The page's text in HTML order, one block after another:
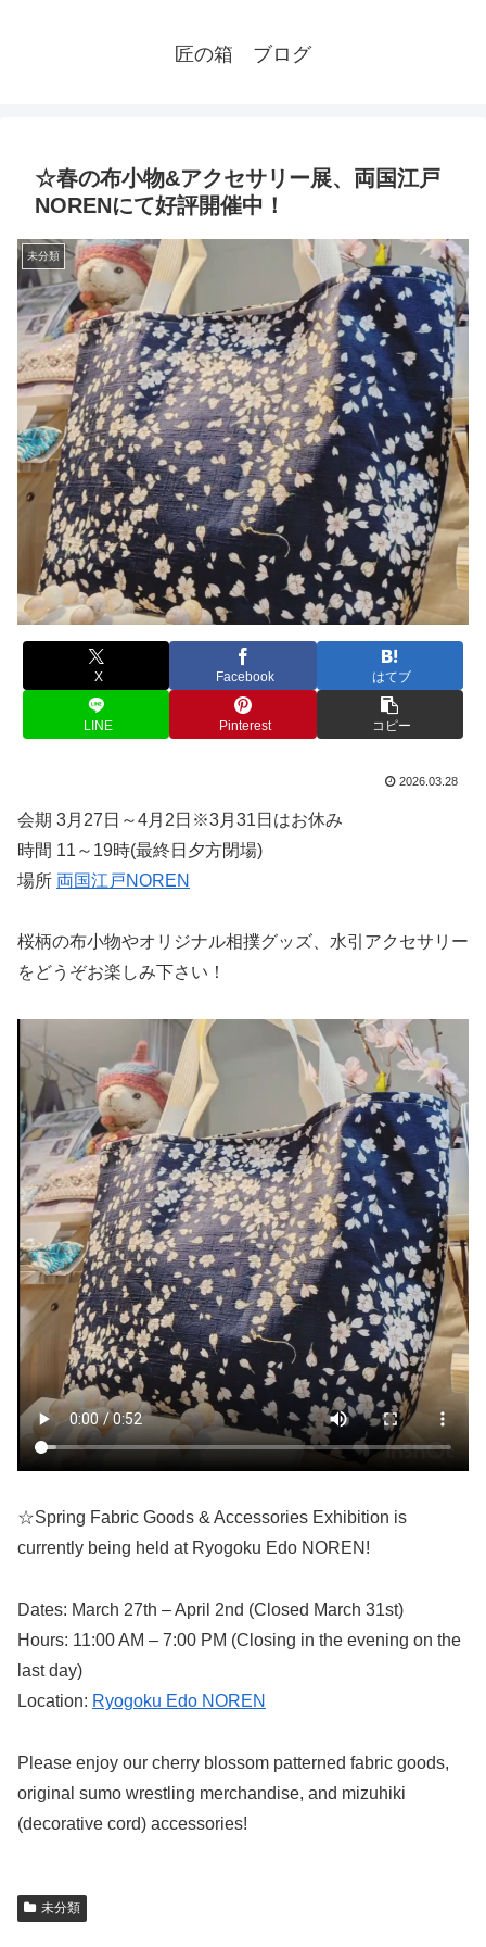
匠の箱 ブログ
☆春の布小物&アクセサリー展、両国江戸
NORENにて好評開催中！
未分類
X Facebook はてブ
LINE Pinterest コピー
2026.03.28
会期 3月27日～4月2日※3月31日はお休み
時間 11～19時(最終日夕方閉場)
場所 両国江戸NOREN
桜柄の布小物やオリジナル相撲グッズ、水引アクセサリー
をどうぞお楽しみ下さい！
☆Spring Fabric Goods & Accessories Exhibition is
currently being held at Ryogoku Edo NOREN!
Dates: March 27th – April 2nd (Closed March 31st)
Hours: 11:00 AM – 7:00 PM (Closing in the evening on the
last day)
Location: Ryogoku Edo NOREN
Please enjoy our cherry blossom patterned fabric goods,
original sumo wrestling merchandise, and mizuhiki
(decorative cord) accessories!
未分類